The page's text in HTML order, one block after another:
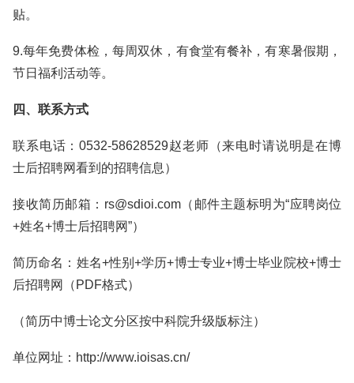
贴。
9.每年免费体检，每周双休，有食堂有餐补，有寒暑假期，
节日福利活动等。
四、联系方式
联系电话：0532-58628529赵老师（来电时请说明是在博
士后招聘网看到的招聘信息）
接收简历邮箱：rs@sdioi.com（邮件主题标明为“应聘岗位
+姓名+博士后招聘网”）
简历命名：姓名+性别+学历+博士专业+博士毕业院校+博士
后招聘网（PDF格式）
（简历中博士论文分区按中科院升级版标注）
单位网址：http://www.ioisas.cn/